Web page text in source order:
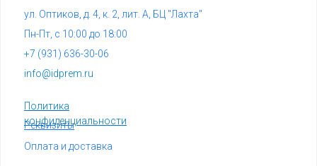
info@idprem.ru
Политика
конфиденциальности
+7 (931) 636-30-06
Реквизиты
ул. Оптиков, д. 4, к. 2, лит. А, БЦ "Лахта"
Оплата и доставка
Пн-Пт, с 10:00 до 18:00